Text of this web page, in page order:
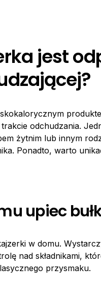
jest
odchudzania.
żytnim lub innym
Ponadto, warto
upiec
w domu.
nad składnikami,
przysmaku.